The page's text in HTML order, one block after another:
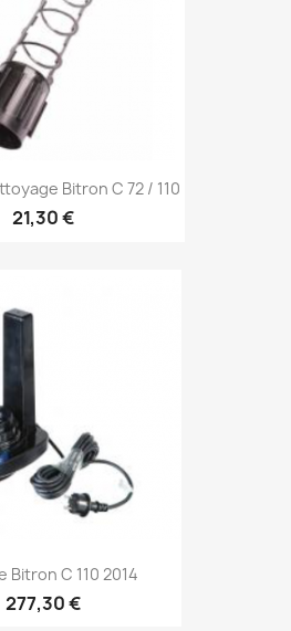
Bitron C 72 / 110
21,30 €
Bitron C 110 2014
277,30 €